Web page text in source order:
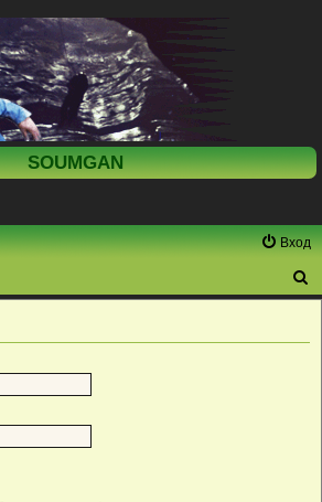
SOUMGAN
Вход